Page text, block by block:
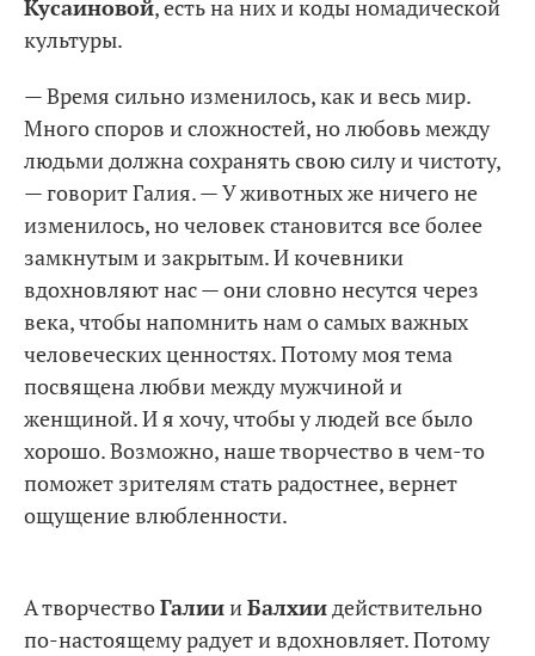
Кусаиновой, есть на них и коды номадической
культуры.
— Время сильно изменилось, как и весь мир.
Много споров и сложностей, но любовь между
людьми должна сохранять свою силу и чистоту,
— говорит Галия. — У животных же ничего не
изменилось, но человек становится все более
замкнутым и закрытым. И кочевники
вдохновляют нас — они словно несутся через
века, чтобы напомнить нам о самых важных
человеческих ценностях. Потому моя тема
посвящена любви между мужчиной и
женщиной. И я хочу, чтобы у людей все было
хорошо. Возможно, наше творчество в чем-то
поможет зрителям стать радостнее, вернет
ощущение влюбленности.
А творчествоГалиииБалхиидействительно
по-настоящему радует и вдохновляет. Потому